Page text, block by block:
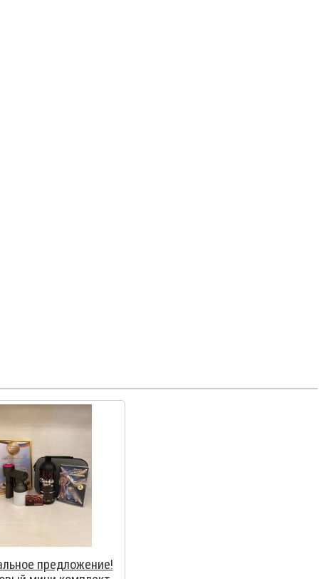
предложение!